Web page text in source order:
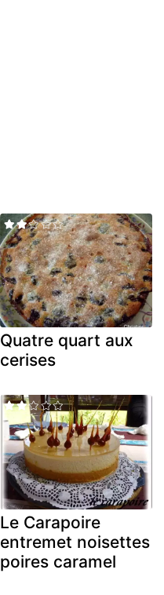
Quatre quart aux
cerises
Le Carapoire
entremet noisettes
poires caramel